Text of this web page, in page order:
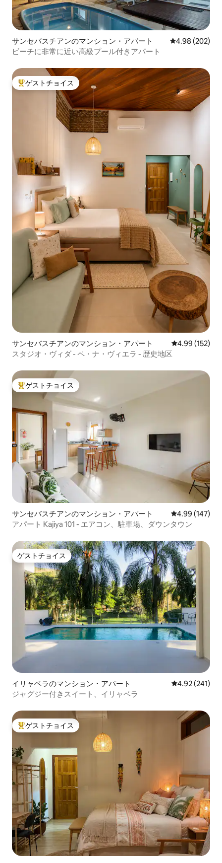
サンセバスチアンのマンション・アパート レビュー202
4.98 (202)
ビーチに非常に近い高級プール付きアパート
大好評のゲストチョイスです。
ゲストチョイス
サンセバスチアンのマンション・アパート レビュー152
4.99 (152)
スタジオ・ヴィダ - ペ・ナ・ヴィエラ - 歴史地区
大好評のゲストチョイスです。
ゲストチョイス
サンセバスチアンのマンション・アパート レビュー147
4.99 (147)
アパート Kajiya 101 - エアコン、駐車場、ダウンタウン
ゲストチョイス
ゲストチョイス
イリャベラのマンション・アパート レビュー241
4.92 (241)
ジャグジー付きスイート、イリャベラ
大好評のゲストチョイスです。
ゲストチョイス